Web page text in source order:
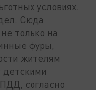
условиях.
Сюда
только на
фуры,
жителям
детскими
согласно